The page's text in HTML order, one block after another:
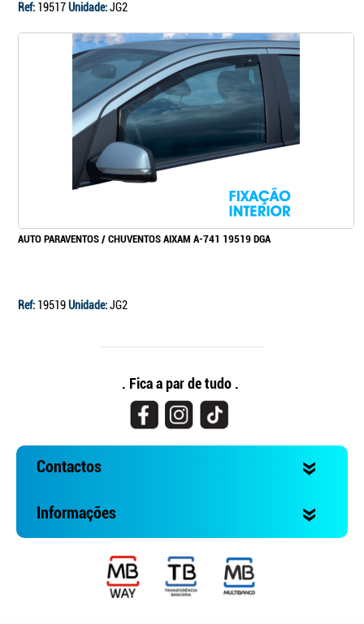
Ref: 19517Unidade:JG2
AUTO PARAVENTOS / CHUVENTOS AIXAM A-741 19519 DGA
Ref: 19519Unidade:JG2
. Fica a par de tudo .
Contactos
Informações